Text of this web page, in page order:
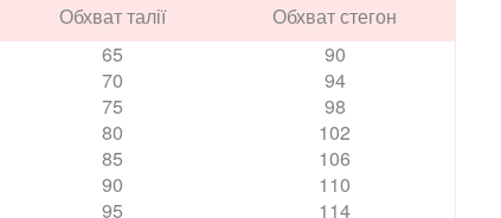
Обхват талії
Обхват стегон
65
90
70
94
75
98
80
102
85
106
90
110
95
114